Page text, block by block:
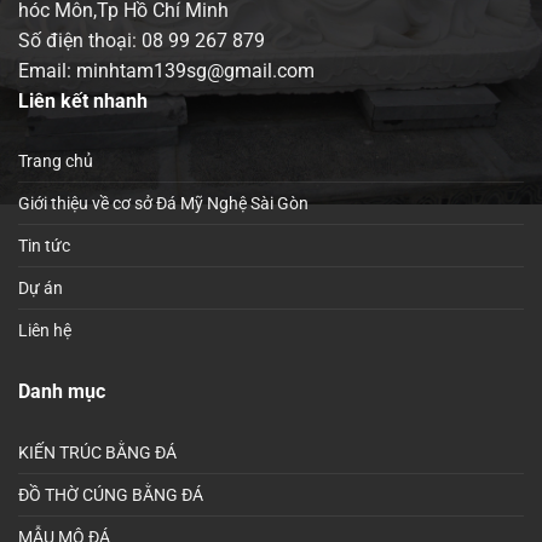
hóc Môn,Tp Hồ Chí Minh
Số điện thoại: 08 99 267 879
Email: minhtam139sg@gmail.com
Liên kết nhanh
Trang chủ
Giới thiệu về cơ sở Đá Mỹ Nghệ Sài Gòn
Tin tức
Dự án
Liên hệ
Danh mục
KIẾN TRÚC BẰNG ĐÁ
ĐỒ THỜ CÚNG BẰNG ĐÁ
MẪU MỘ ĐÁ